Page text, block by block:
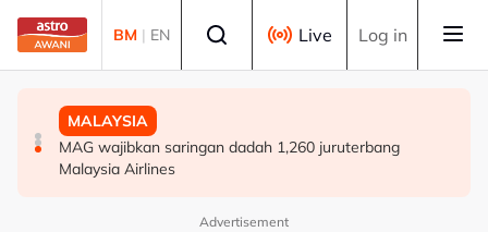
Skip to main content
BM | EN Live Log in
DUNIA
Remaja dimasukkan ke hospital selepas insiden
tembakan di barat Sydney
POLITIK
[TERKINI] 10 ADUN BN-PN dilantik Exco, terajui
pentadbiran Negeri Sembilan
MALAYSIA
MAG wajibkan saringan dadah 1,260 juruterbang
Malaysia Airlines
Advertisement